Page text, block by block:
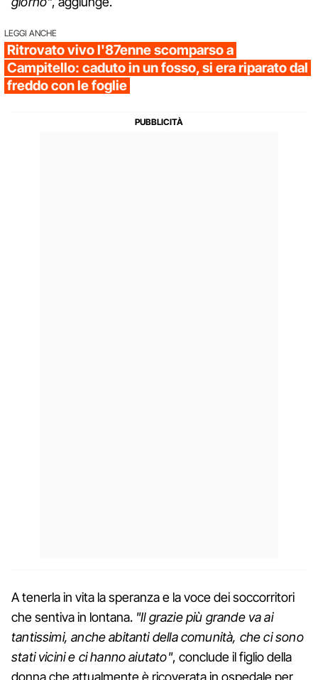
LEGGI ANCHE
Ritrovato vivo l'87enne scomparso a
Campitello: caduto in un fosso, si era riparato dal
freddo con le foglie
A tenerla in vita la speranza e la voce dei soccorritori
che sentiva in lontana. "Il grazie più grande va ai
tantissimi, anche abitanti della comunità, che ci sono
stati vicini e ci hanno aiutato", conclude il figlio della
donna che attualmente è ricoverata in ospedale per